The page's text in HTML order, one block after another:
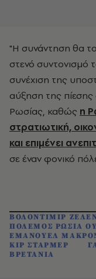
"Η συνάντηση θα
στενό συντονισμό
συνέχιση της
αύξηση της
Ρωσίας, καθώς η
στρατιωτική,
και επιμένει
σε έναν φονικό
ΒΟΛΟΝΤΙΜΙΡ
ΠΟΛΕΜΟΣ ΡΩΣΙΑ
ΕΜΑΝΟΥΕΛ
ΚΙΡ ΣΤΑΡΜΕΡ
ΒΡΕΤΑΝΙΑ